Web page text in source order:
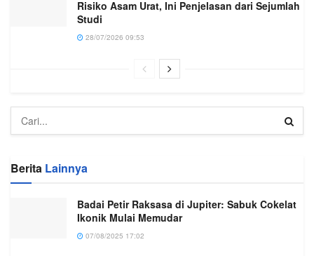
Risiko Asam Urat, Ini Penjelasan dari Sejumlah
Studi
28/07/2026 09:53
Berita Lainnya
Badai Petir Raksasa di Jupiter: Sabuk Cokelat
Ikonik Mulai Memudar
07/08/2025 17:02